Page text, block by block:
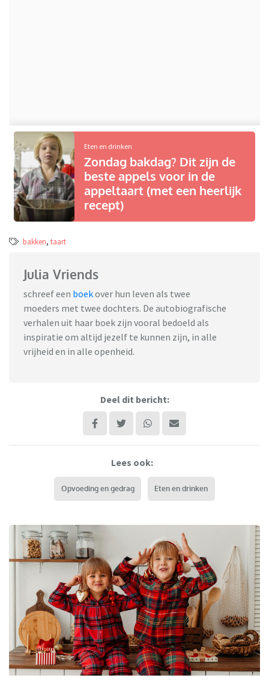
Eten en drinken
Zondag bakdag? Dit zijn de
beste appels voor in de
appeltaart (met een heerlijk
recept)
bakken, taart
Julia Vriends
schreef een boekover hun leven als twee
moeders met twee dochters. De autobiografische
verhalen uit haar boek zijn vooral bedoeld als
inspiratie om altijd jezelf te kunnen zijn, in alle
vrijheid en in alle openheid.
Deel dit bericht:
Lees ook:
Opvoeding en gedrag Eten en drinken